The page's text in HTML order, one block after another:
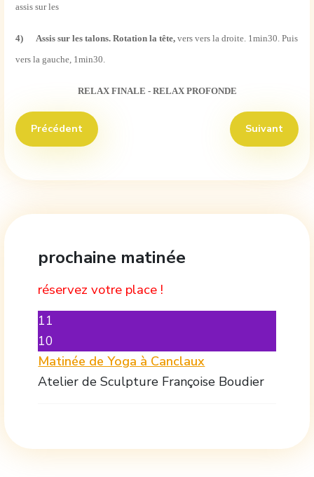
assis sur les
4) Assis sur les talons. Rotation la tête,vers vers la droite. 1min30. Puis
vers la gauche, 1min30.
RELAX FINALE - RELAX PROFONDE
Article précédent : Kriya : Fixateur rapide de l'Aura
Précédent Article
Suivant
prochaine matinée
réservez votre place !
11
10
Matinée de Yoga à Canclaux
Atelier de Sculpture Françoise Boudier